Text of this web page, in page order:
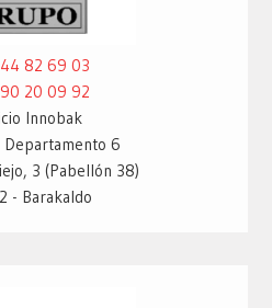
82 69 03
20 09 92
Innobak
Departamento 6
3 (Pabellón 38)
- Barakaldo